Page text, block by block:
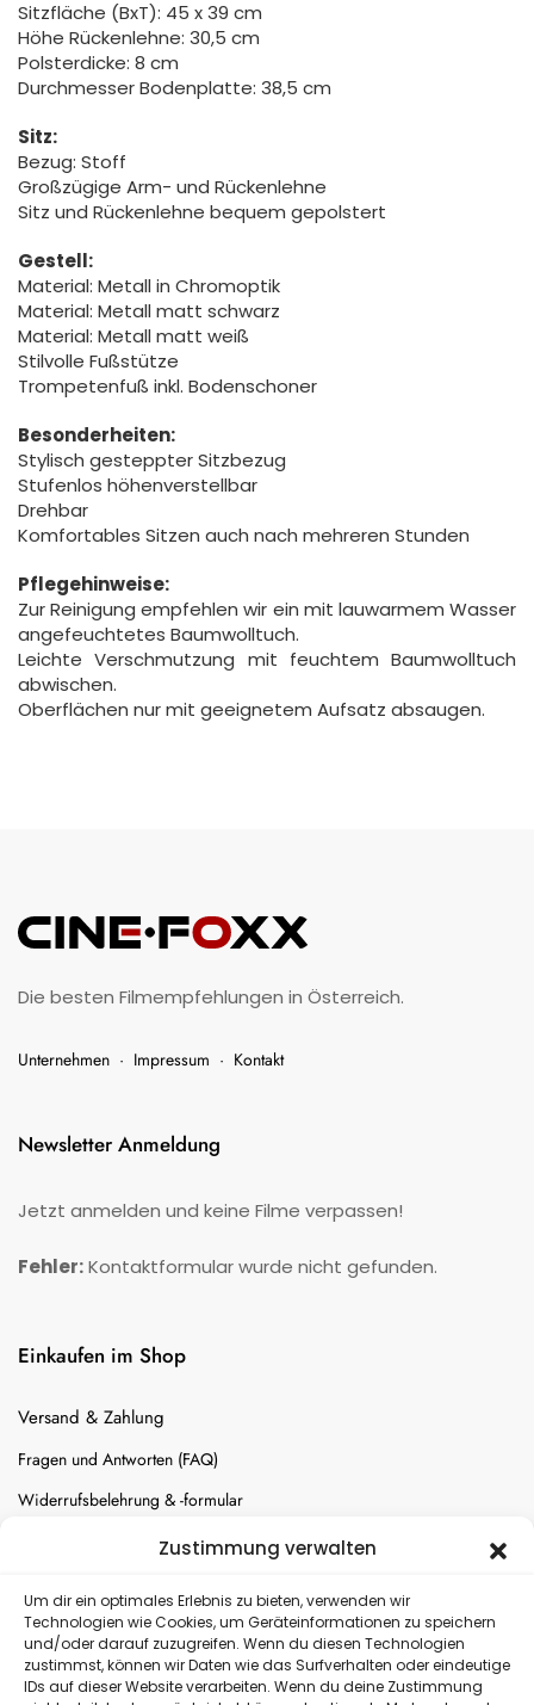
Zustimmung verwalten
Um dir ein optimales Erlebnis zu bieten, verwenden wir
Technologien wie Cookies, um Geräteinformationen zu speichern
und/oder darauf zuzugreifen. Wenn du diesen Technologien
zustimmst, können wir Daten wie das Surfverhalten oder eindeutige
IDs auf dieser Website verarbeiten. Wenn du deine Zustimmung
Sitzfläche (BxT): 45 x 39 cm
Höhe Rückenlehne: 30,5 cm
Polsterdicke: 8 cm
Durchmesser Bodenplatte: 38,5 cm
Sitz:
Bezug: Stoff
Großzügige Arm- und Rückenlehne
Sitz und Rückenlehne bequem gepolstert
Gestell:
Material: Metall in Chromoptik
Material: Metall matt schwarz
Material: Metall matt weiß
Stilvolle Fußstütze
Trompetenfuß inkl. Bodenschoner
Besonderheiten:
Stylisch gesteppter Sitzbezug
Stufenlos höhenverstellbar
Drehbar
Komfortables Sitzen auch nach mehreren Stunden
Pflegehinweise:
Zur Reinigung empfehlen wir ein mit lauwarmem Wasser
angefeuchtetes Baumwolltuch.
Leichte Verschmutzung mit feuchtem Baumwolltuch
abwischen.
Oberflächen nur mit geeignetem Aufsatz absaugen.
Die besten Filmempfehlungen in Österreich.
Unternehmen · Impressum · Kontakt
Newsletter Anmeldung
Jetzt anmelden und keine Filme verpassen!
Fehler:Kontaktformular wurde nicht gefunden.
Einkaufen im Shop
Versand & Zahlung
Fragen und Antworten (FAQ)
Widerrufsbelehrung & -formular
Batterien-Entsorgung
Versand